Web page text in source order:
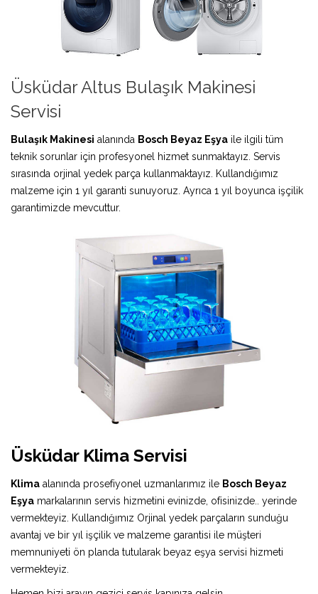
Üsküdar Altus Bulaşık Makinesi
Servisi
Bulaşık Makinesi alanında Bosch Beyaz Eşya ile ilgili tüm
teknik sorunlar için profesyonel hizmet sunmaktayız. Servis
sırasında orjinal yedek parça kullanmaktayız. Kullandığımız
malzeme için 1 yıl garanti sunuyoruz. Ayrıca 1 yıl boyunca işçilik
garantimizde mevcuttur.
Üsküdar Klima Servisi
Klima alanında prosefiyonel uzmanlarımız ile Bosch Beyaz
Eşya markalarının servis hizmetini evinizde, ofisinizde.. yerinde
vermekteyiz. Kullandığımız Orjinal yedek parçaların sunduğu
avantaj ve bir yıl işçilik ve malzeme garantisi ile müşteri
memnuniyeti ön planda tutularak beyaz eşya servisi hizmeti
vermekteyiz.